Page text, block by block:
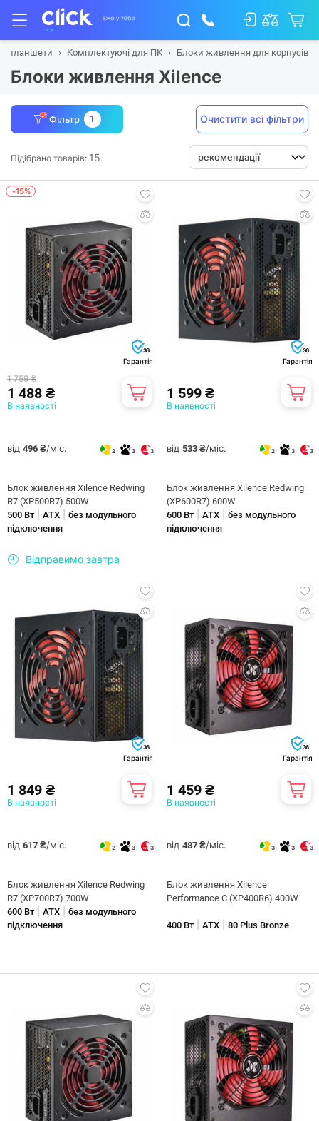
планшети Комплектуючі для ПК Блоки живлення для корпусів
Блоки живлення Xilence
Фільтр 1 Очистити всі фільтри
Підібрано товарів: 15
-15%
36
Гарантія
1 759 ₴
1 488 ₴
В наявності
від 496 ₴/міс. 2 3 3
Блок живлення Xilence Redwing
R7 (XP500R7) 500W
500 Вт| ATX
без модульного
підключення
Відправимо завтра
36
Гарантія
1 599 ₴
В наявності
від 533 ₴/міс. 2 3 3
Блок живлення Xilence Redwing
(XP600R7) 600W
600 Вт| ATX
без модульного
підключення
36
Гарантія
1 849 ₴
В наявності
від 617 ₴/міс. 2 3 3
Блок живлення Xilence Redwing
R7 (XP700R7) 700W
600 Вт| ATX
без модульного
підключення
36
Гарантія
1 459 ₴
В наявності
від 487 ₴/міс. 3 3 3
Блок живлення Xilence
Performance C (XP400R6) 400W
400 Вт| ATX 80 Plus Bronze